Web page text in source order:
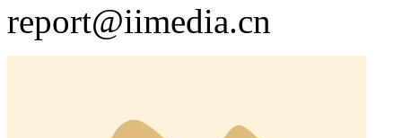
report@iimedia.cn